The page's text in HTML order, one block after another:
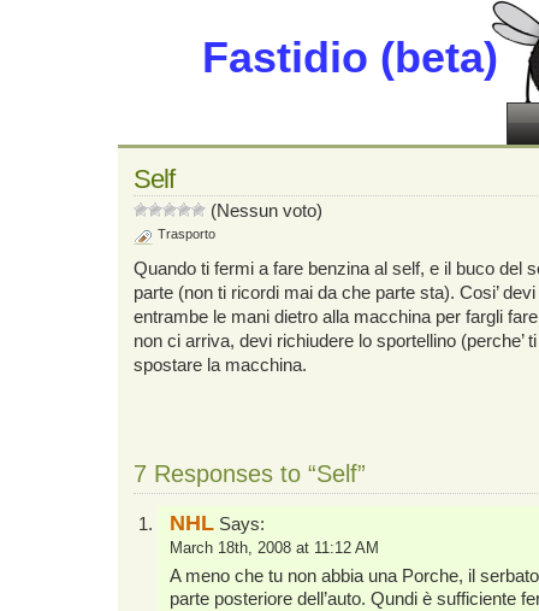
Fastidio (beta)
Self
(Nessun voto)
Trasporto
Quando ti fermi a fare benzina al self, e il buco del
parte (non ti ricordi mai da che parte sta). Cosi’
entrambe le mani dietro alla macchina per fargli
non ci arriva, devi richiudere lo sportellino (perche’
spostare la macchina.
7 Responses to “Self”
NHL Says:
March 18th, 2008 at 11:12 AM
A meno che tu non abbia una Porche, il
parte posteriore dell’auto. Qundi è sufficiente